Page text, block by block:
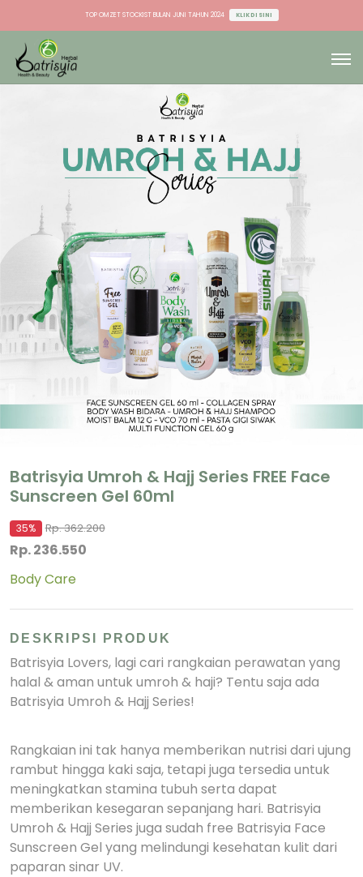
TOP OMZET STOCKIST BULAN JUNI TAHUN 2024 KLIK DI SINI
TOP OMZET DU & AGEN BULAN JUNI TAHUN 2024 KLIK DI SINI
Batrisyia Umroh & Hajj Series FREE Face
Sunscreen Gel 60ml
35% Rp. 362.200
Rp. 236.550
Body Care
DESKRIPSI PRODUK
Batrisyia Lovers, lagi cari rangkaian perawatan yang
halal & aman untuk umroh & haji? Tentu saja ada
Batrisyia Umroh & Hajj Series!
Rangkaian ini tak hanya memberikan nutrisi dari ujung
rambut hingga kaki saja, tetapi juga tersedia untuk
meningkatkan stamina tubuh serta dapat
memberikan kesegaran sepanjang hari. Batrisyia
Umroh & Hajj Series juga sudah free Batrisyia Face
Sunscreen Gel yang melindungi kesehatan kulit dari
paparan sinar UV.